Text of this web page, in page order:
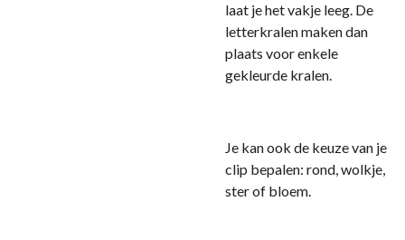
laat je het vakje leeg. De
letterkralen maken dan
plaats voor enkele
gekleurde kralen.
Je kan ook de keuze van je
clip bepalen: rond, wolkje,
ster of bloem.